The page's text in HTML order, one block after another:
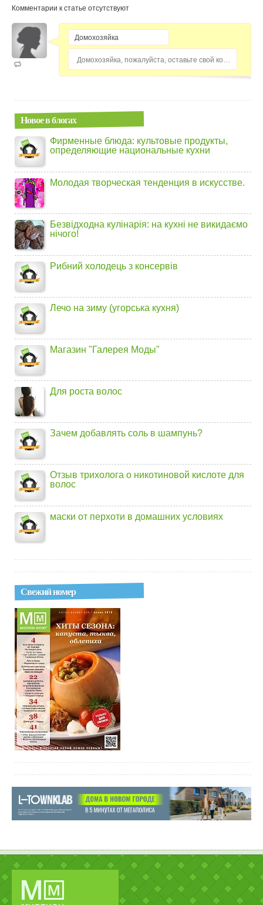
Комментарии к статье отсутствуют
Домохозяйка, пожалуйста, оставьте свой комментарий...
Новое в блогах
Фирменные блюда: культовые продукты,
определяющие национальные кухни
Молодая творческая тенденция в искусстве.
Безвідходна кулінарія: на кухні не викидаємо
нічого!
Рибний холодець з консервів
Лечо на зиму (угорська кухня)
Магазин "Галерея Моды"
Для роста волос
Зачем добавлять соль в шампунь?
Отзыв трихолога о никотиновой кислоте для
волос
маски от перхоти в домашних условиях
Свежий номер